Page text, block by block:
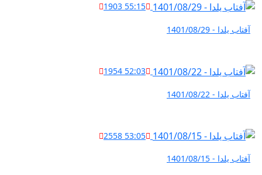
55:15
1903
آفتاب یلدا - 1401/08/29
52:03
1954
آفتاب یلدا - 1401/08/22
53:05
2558
آفتاب یلدا - 1401/08/15